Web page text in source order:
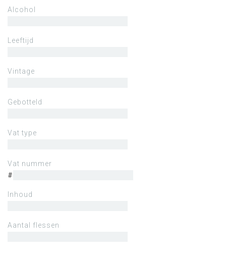
Alcohol
Leeftijd
Vintage
Gebotteld
Vat type
Vat nummer
#
Inhoud
Aantal flessen